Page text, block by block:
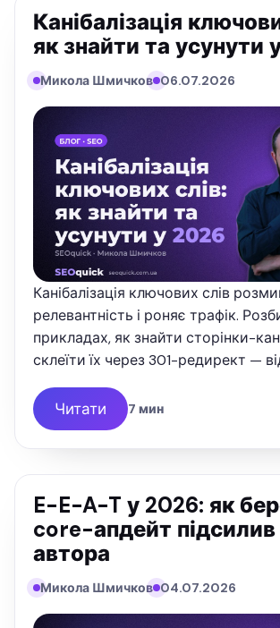
Канібалізація
як знайти та усунути
Микола Шмичков 06.07.2026
Канібалізація ключових слів
релевантність і роняє трафік.
прикладах, як знайти сторінки-
склеїти їх через 301-редирект —
Читати 7 мин
E-E-A-T у 2026: як
core-апдейт підсилив
автора
Микола Шмичков 04.07.2026